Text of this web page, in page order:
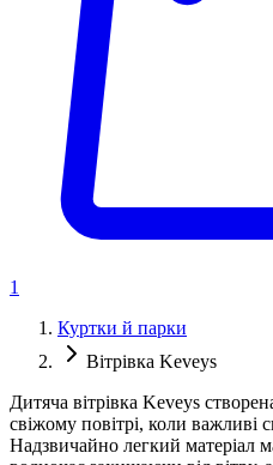
1
Куртки й парки
Вітрівка Keveys
Дитяча вітрівка Keveys
свіжому повітрі, коли важливі
Надзвичайно легкий матеріал